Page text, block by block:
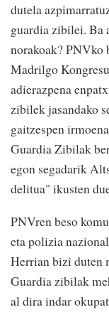
dutela
guardia zibilei. Ba
norakoak? PNVko
Madrilgo
adierazpena
zibilek jasandako
gaitzespen
Guardia Zibilak
egon segadarik
delitua" ikusten
PNVren beso
eta polizia
Herrian bizi duten
Guardia zibilak
al dira indar